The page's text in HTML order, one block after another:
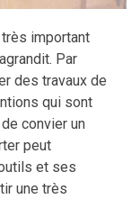
important
Par
des travaux de
qui sont
convier un
peut
et ses
une très